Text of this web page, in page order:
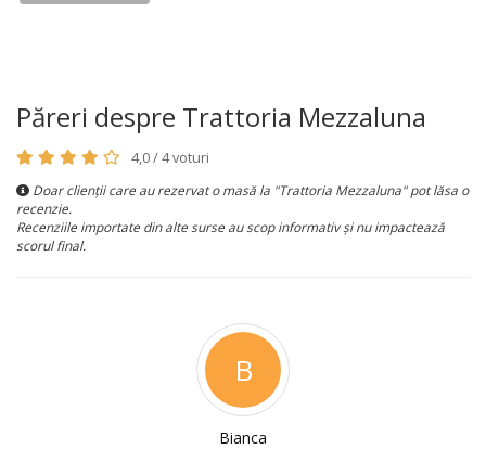
Păreri despre Trattoria Mezzaluna
4,0 / 4 voturi
Doar clienții care au rezervat o masă la "Trattoria Mezzaluna" pot lăsa o
recenzie.
Recenziile importate din alte surse au scop informativ și nu impactează
scorul final.
B
Bianca